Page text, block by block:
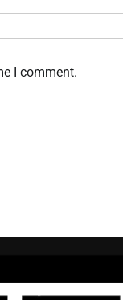
I comment.